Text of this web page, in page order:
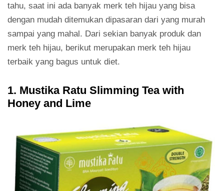
tahu, saat ini ada banyak merk teh hijau yang bisa
dengan mudah ditemukan dipasaran dari yang murah
sampai yang mahal. Dari sekian banyak produk dan
merk teh hijau, berikut merupakan merk teh hijau
terbaik yang bagus untuk diet.
1. Mustika Ratu Slimming Tea with
Honey and Lime